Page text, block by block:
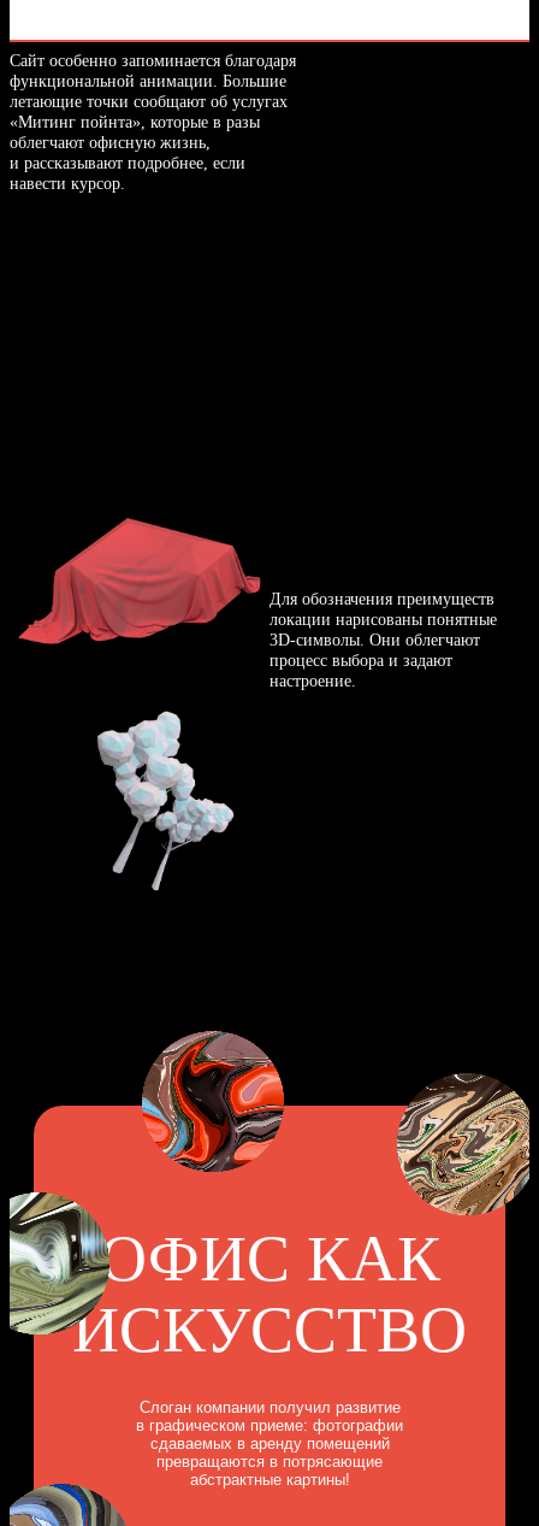
Сайт особенно запоминается благодаря
функциональной анимации. Большие
летающие точки сообщают об услугах
«Митинг пойнта», которые в разы
облегчают офисную жизнь,
и рассказывают подробнее, если
навести курсор.
Для обозначения преимуществ
локации нарисованы понятные
3D-символы . Они облегчают
процесс выбора и задают
настроение.
ОФИС КАК
ИСКУССТВО
Слоган компании получил развитие
в графическом приеме: фотографии
сдаваемых в аренду помещений
превращаются в потрясающие
абстрактные картины!